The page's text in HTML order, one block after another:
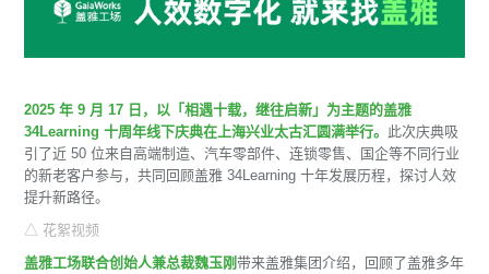
2025 年 9 月 17 日，以「相遇十载，继往启新」为主题的盖雅
34Learning 十周年线下庆典在上海兴业太古汇圆满举行。 此次庆典吸
引了近 50 位来自高端制造、汽车零部件、连锁零售、国企等不同行业
的新老客户参与，共同回顾盖雅 34Learning 十年发展历程，探讨人效
提升新路径。
△ 花絮视频
盖雅工场联合创始人兼总裁魏玉刚带来盖雅集团介绍，回顾了盖雅多年